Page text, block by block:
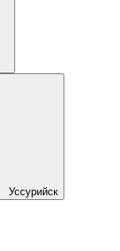
Уссурийск